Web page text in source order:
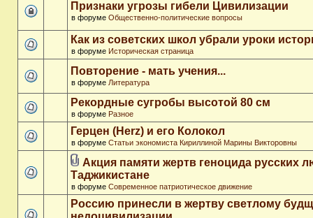
Признаки угрозы гибели Цивилизации
в форуме Общественно-политические вопросы
Как из советских школ убрали уроки
в форуме Историческая страница
Повторение - мать учения...
в форуме Литература
Рекордные сугробы высотой 80 см
в форуме Разное
Герцен (Herz) и его Колокол
в форуме Статьи экономиста Кириллиной Марины Викторовны
Акция памяти жертв геноцида русских
Таджикистане
в форуме Современное патриотическое движение
Россию принесли в жертву светлому